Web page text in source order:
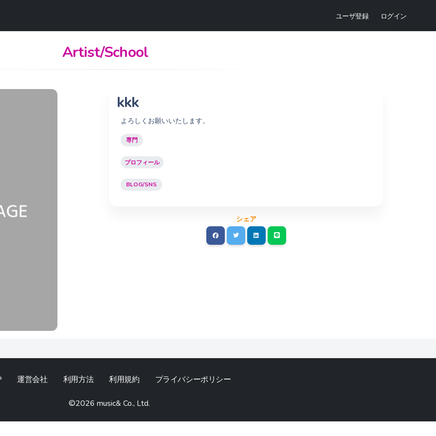
ユーザ登録 ログイン
Artist/School
kkk
よろしくお願いいたします。
専門
プロフィール
BLOG/SNS
シェア
運営会社 利用方法 利用規約 プライバシーポリシー
©︎2026 music& Co., Ltd.